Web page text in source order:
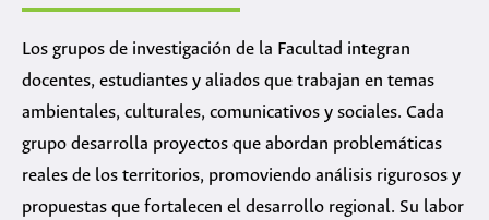
Los grupos de investigación de la Facultad integran
docentes, estudiantes y aliados que trabajan en temas
ambientales, culturales, comunicativos y sociales. Cada
grupo desarrolla proyectos que abordan problemáticas
reales de los territorios, promoviendo análisis rigurosos y
propuestas que fortalecen el desarrollo regional. Su labor